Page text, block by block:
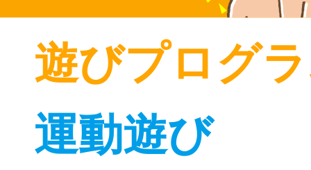
遊びプログ
運動遊び